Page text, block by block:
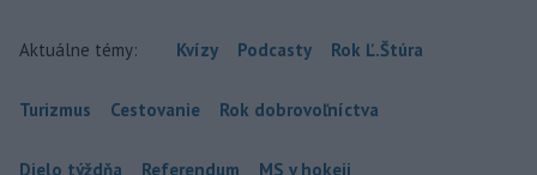
Aktuálne témy: Kvízy Podcasty Rok Ľ.Štúra
Turizmus Cestovanie Rok dobrovoľníctva
Dielo týždňa Referendum MS v hokeji